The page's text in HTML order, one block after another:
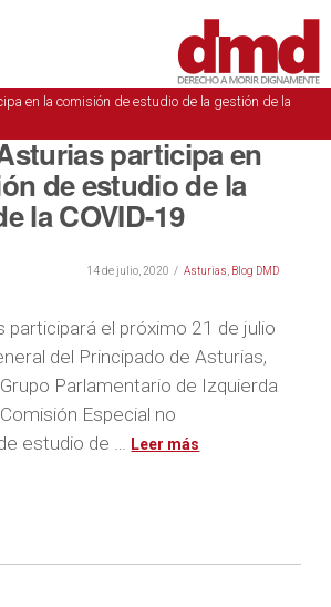
en la comisión de estudio de la gestión de la
participa en
de estudio de la
la COVID-19
14 de julio, 2020 Asturias Blog DMD
participará el próximo 21 de julio
del Principado de Asturias,
Parlamentario de Izquierda
Especial no
estudio de …